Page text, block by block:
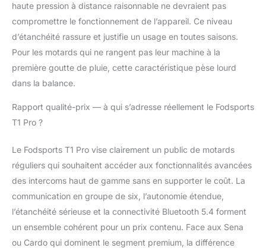
look cool, minimaliste
ou urbain, ces
autocollants vous
permettent de
personnaliser
entièrement votre
la batterie : Il vous suffit
assistant vocal, vous
permettant ainsi de
votre smartphone, la
lecture musicale et la
navigation à l'aide de
commandes vocales. À
chaque mise sous
haute pression à distance raisonnable ne devraient pas
compromettre le fonctionnement de l’appareil. Ce niveau
d’étanchéité rassure et justifie un usage en toutes saisons.
Pour les motards qui ne rangent pas leur machine à la
première goutte de pluie, cette caractéristique pèse lourd
dans la balance.
Rapport qualité-prix — à qui s’adresse réellement le Fodsports
T1 Pro ?
Le Fodsports T1 Pro vise clairement un public de motards
réguliers qui souhaitent accéder aux fonctionnalités avancées
des intercoms haut de gamme sans en supporter le coût. La
communication en groupe de six, l’autonomie étendue,
l’étanchéité sérieuse et la connectivité Bluetooth 5.4 forment
un ensemble cohérent pour un prix contenu. Face aux Sena
ou Cardo qui dominent le segment premium, la différence